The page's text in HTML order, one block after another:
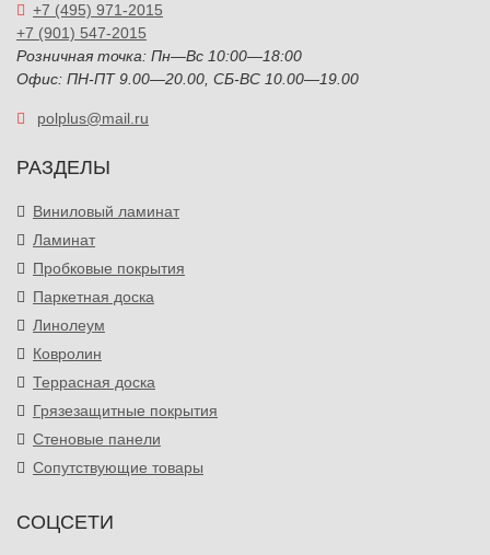
+7 (495) 971-2015
+7 (901) 547-2015
Розничная точка: Пн—Вс 10:00—18:00
Офис: ПН-ПТ 9.00—20.00, СБ-ВС 10.00—19.00
polplus@mail.ru
РАЗДЕЛЫ
Виниловый ламинат
Ламинат
Пробковые покрытия
Паркетная доска
Линолеум
Ковролин
Террасная доска
Грязезащитные покрытия
Стеновые панели
Сопутствующие товары
СОЦСЕТИ